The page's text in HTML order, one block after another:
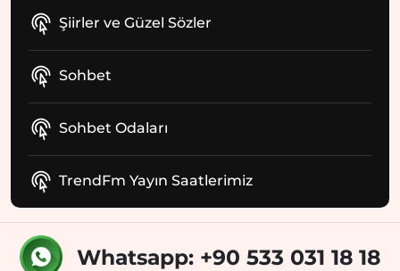
Şiirler ve Güzel Sözler
Sohbet
Sohbet Odaları
TrendFm Yayın Saatlerimiz
Whatsapp: +90 533 031 18 18